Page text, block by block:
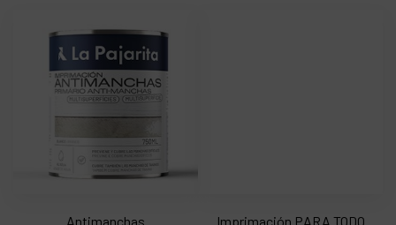
Antimanchas Imprimación PARA TODO